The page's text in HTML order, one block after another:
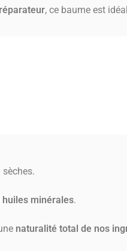
, ce baume est
minérales.
naturalité total de nos